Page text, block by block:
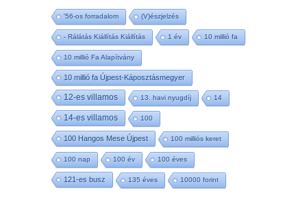
'56-os forradalom (V)észjelzés
- Rálátás Kiállítás Kiállítás 1 év 10 millió fa
10 millió Fa Alapítvány
10 millió fa Újpest-Káposztásmegyer
12-es villamos 13. havi nyugdíj 14
14-es villamos 100
100 Hangos Mese Újpest 100 milliós keret
100 nap 100 év 100 éves
121-es busz 135 éves 10000 forint